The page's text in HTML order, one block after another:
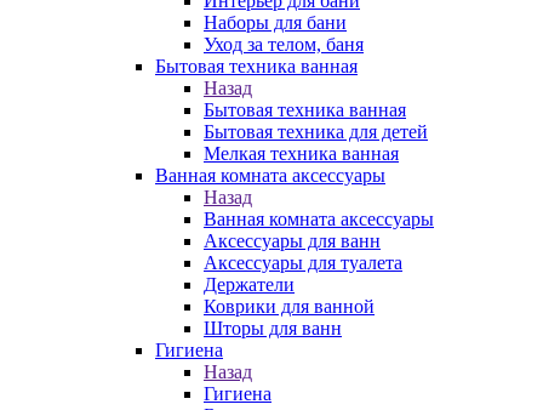
Наборы для бани
Уход за телом, баня
Бытовая техника ванная
Назад
Бытовая техника ванная
Бытовая техника для детей
Мелкая техника ванная
Ванная комната аксессуары
Назад
Ванная комната аксессуары
Аксессуары для ванн
Аксессуары для туалета
Держатели
Коврики для ванной
Шторы для ванн
Гигиена
Назад
Гигиена